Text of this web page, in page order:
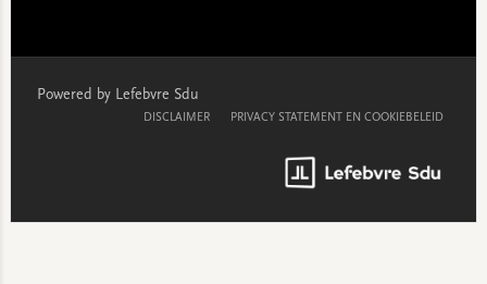
Powered by Lefebvre Sdu
DISCLAIMER PRIVACY STATEMENT EN COOKIEBELEID